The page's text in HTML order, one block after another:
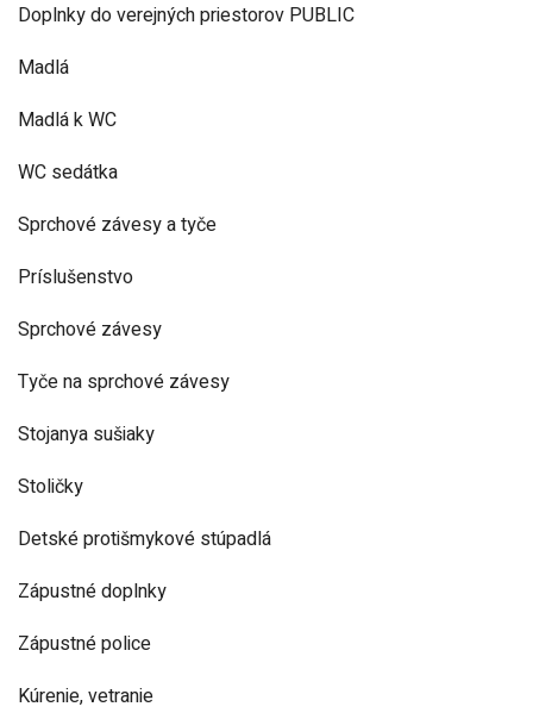
Doplnky do verejných priestorov PUBLIC
Madlá
Madlá k WC
WC sedátka
Sprchové závesy a tyče
Príslušenstvo
Sprchové závesy
Tyče na sprchové závesy
Stojanya sušiaky
Stoličky
Detské protišmykové stúpadlá
Zápustné doplnky
Zápustné police
Kúrenie, vetranie